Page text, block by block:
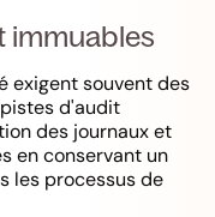
immuables
exigent souvent des
d'audit
des journaux et
en conservant un
les processus de